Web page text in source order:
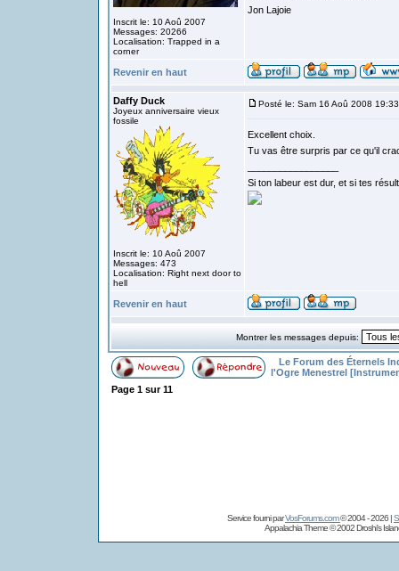
Inscrit le: 10 Aoû 2007
Messages: 20266
Localisation: Trapped in a
corner
Jon Lajoie
Revenir en haut
Daffy Duck
Joyeux anniversaire vieux
fossile
Inscrit le: 10 Aoû 2007
Messages: 473
Localisation: Right next door to
hell
Posté le: Sam 16 Aoû 2008 19:33
Excellent choix.
Tu vas être surpris par ce qu'il
Si ton labeur est dur, et si tes
Revenir en haut
Montrer les messages depuis:
Le Forum des Éternels
l'Ogre Menestrel
Page 1 sur11
Service fourni parVosForums.com© 2004 - 2026 |
Appalachia Theme © 2002Droshi's